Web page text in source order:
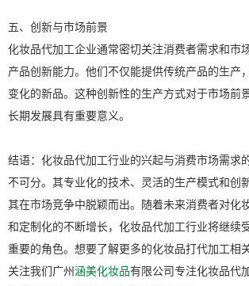
五、创新与市场前景
化妆品代加工企业通常密切关注消费者需求和市
产品创新能力。他们不仅能提供传统产品的生产
变化的新品。这种创新性的生产方式对于市场前
长期发展具有重要意义。
结语：化妆品代加工行业的兴起与消费市场需求
不可分。其专业化的技术、灵活的生产模式和创
其在市场竞争中脱颖而出。随着未来消费者对化
和定制化的不断增长，化妆品代加工行业将继续
重要的角色。想要了解更多的化妆品打代加工相
关注我们广州涵美化妆品有限公司专注化妆品代